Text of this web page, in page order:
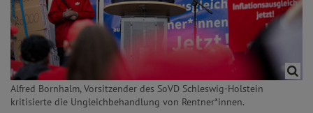
Alfred Bornhalm, Vorsitzender des SoVD Schleswig-Holstein
kritisierte die Ungleichbehandlung von Rentner*innen.